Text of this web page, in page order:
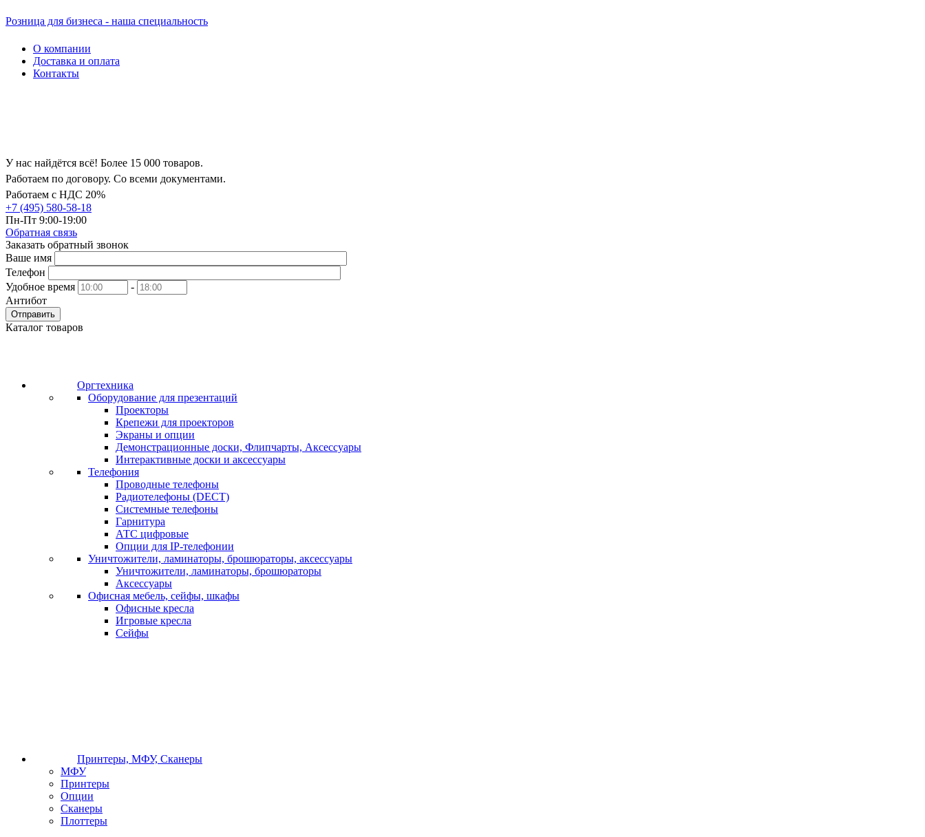
Розница для бизнеса - наша специальность
О компании
Доставка и оплата
Контакты
У нас найдётся всё! Более 15 000 товаров.
Работаем по договору. Со всеми документами.
Работаем с НДС 20%
+7 (495) 580-58-18
Пн-Пт 9:00-19:00
Обратная связь
Заказать обратный звонок
Ваше имя
Телефон
Удобное время
-
Антибот
Отправить
Каталог товаров
Оргтехника
Оборудование для презентаций
Проекторы
Крепежи для проекторов
Экраны и опции
Демонстрационные доски, Флипчарты, Аксессуары
Интерактивные доски и аксессуары
Телефония
Проводные телефоны
Радиотелефоны (DECT)
Системные телефоны
Гарнитура
АТС цифровые
Опции для IP-телефонии
Уничтожители, ламинаторы, брошюраторы, аксессуары
Уничтожители, ламинаторы, брошюраторы
Аксессуары
Офисная мебель, сейфы, шкафы
Офисные кресла
Игровые кресла
Сейфы
Принтеры, МФУ, Сканеры
МФУ
Принтеры
Опции
Сканеры
Плоттеры